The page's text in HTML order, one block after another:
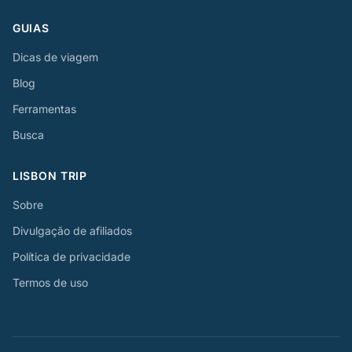
GUIAS
Dicas de viagem
Blog
Ferramentas
Busca
LISBON TRIP
Sobre
Divulgação de afiliados
Política de privacidade
Termos de uso